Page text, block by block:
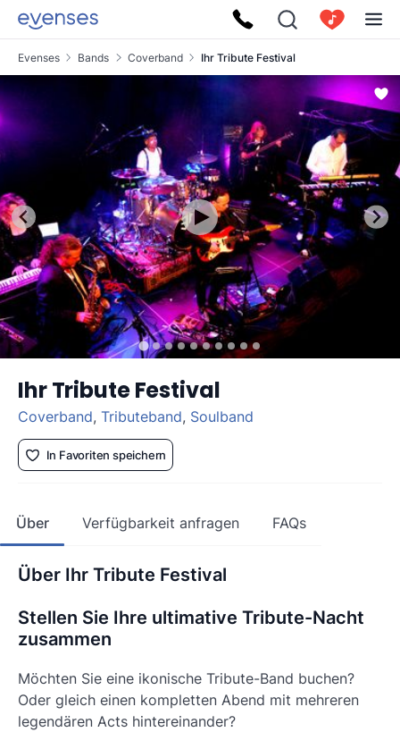
Evenses Bands Coverband Ihr Tribute Festival
Ihr Tribute Festival
Coverband, Tributeband, Soulband
In Favoriten speichern
Über Verfügbarkeit anfragen FAQs
Über Ihr Tribute Festival
Stellen Sie Ihre ultimative Tribute-Nacht
zusammen
Möchten Sie eine ikonische Tribute-Band buchen?
Oder gleich einen kompletten Abend mit mehreren
legendären Acts hintereinander?